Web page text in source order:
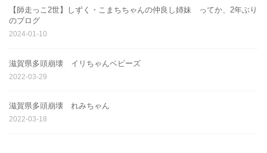
【師走っこ2世】しずく・こまちちゃんの仲良し姉妹 ってか、2年ぶり
のブログ
2024-01-10
滋賀県多頭崩壊 イリちゃんベビーズ
2022-03-29
滋賀県多頭崩壊 れみちゃん
2022-03-18